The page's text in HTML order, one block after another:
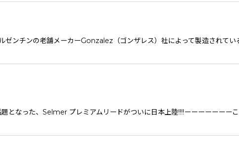
ンチンの老舗メーカーGonzalez（ゴンザレス）社によって製造されてい
となった、Selmer プレミアムリードがついに日本上陸!!!!ーーーーーーー